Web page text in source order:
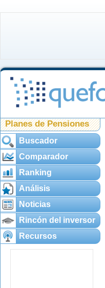
Planes de Pensiones
Buscador
Comparador
Ranking
Análisis
Noticias
Rincón del inversor
Recursos